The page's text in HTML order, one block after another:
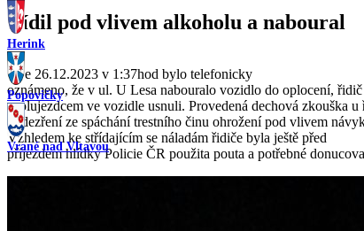
Herink
Popovičky
Vrané nad Vltavou
Řídil pod vlivem alkoholu a naboural
Dne 26.12.2023 v 1:37hod bylo telefonicky
oznámeno, že v ul. U Lesa nabouralo vozidlo do oplocení,
spolujezdcem ve vozidle usnuli. Provedená dechová zkouška
podezření ze spáchání trestního činu ohrožení pod vlivem
Vzhledem ke střídajícím se náladám řidiče byla ještě před
příjezdem hlídky Policie ČR použita pouta a potřebné